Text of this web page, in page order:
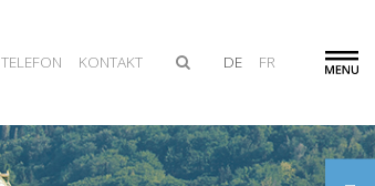
TELEFON KONTAKT DE FR